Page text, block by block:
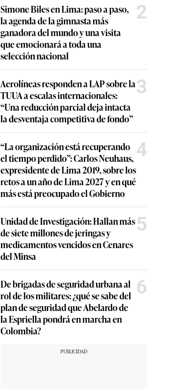
Simone Biles en Lima: paso a paso,
la agenda de la gimnasta más
ganadora del mundo y una visita
que emocionará a toda una
selección nacional
2
Aerolíneas responden a LAP sobre la
TUUA a escalas internacionales:
“Una reducción parcial deja intacta
la desventaja competitiva de fondo”
3
“La organización está recuperando
el tiempo perdido”: Carlos Neuhaus,
expresidente de Lima 2019, sobre los
retos a un año de Lima 2027 y en qué
más está preocupado el Gobierno
4
Unidad de Investigación: Hallan más
de siete millones de jeringas y
medicamentos vencidos en Cenares
del Minsa
5
De brigadas de seguridad urbana al
rol de los militares: ¿qué se sabe del
plan de seguridad que Abelardo de
la Espriella pondrá en marcha en
Colombia?
6